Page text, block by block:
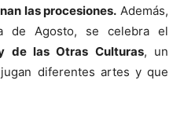
las procesiones. Además,
de Agosto, se celebra el
de las Otras Culturas, un
diferentes artes y que